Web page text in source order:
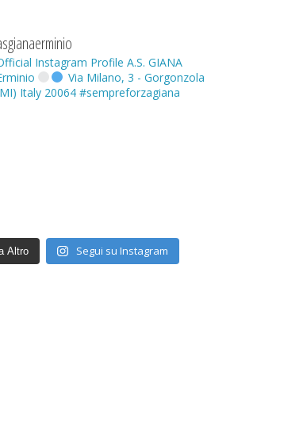
Instagram Profile A.S. GIANA
Via Milano, 3 - Gorgonzola
Italy 20064 #sempreforzagiana
Altro Segui su Instagram